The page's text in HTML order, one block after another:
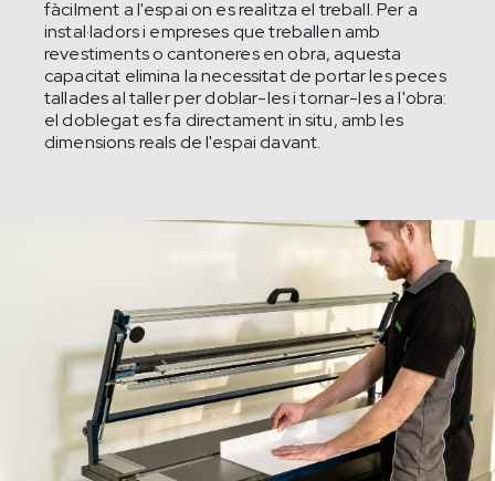
fàcilment a l'espai on es realitza el treball. Per a
instal·ladors i empreses que treballen amb
revestiments o cantoneres en obra, aquesta
capacitat elimina la necessitat de portar les peces
tallades al taller per doblar-les i tornar-les a l'obra:
el doblegat es fa directament in situ, amb les
dimensions reals de l'espai davant.